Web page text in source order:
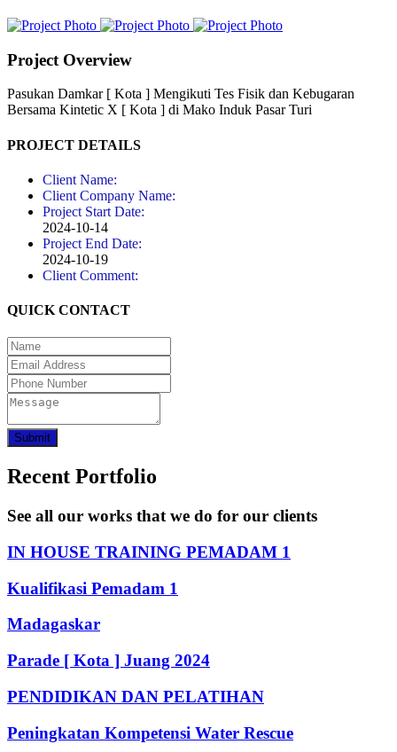
Project Overview
Pasukan Damkar [ Kota ] Mengikuti Tes Fisik dan Kebugaran
Bersama Kintetic X [ Kota ] di Mako Induk Pasar Turi
PROJECT DETAILS
Client Name:
Client Company Name:
Project Start Date:
2024-10-14
Project End Date:
2024-10-19
Client Comment:
QUICK CONTACT
Submit
Recent Portfolio
See all our works that we do for our clients
IN HOUSE TRAINING PEMADAM 1
Kualifikasi Pemadam 1
Madagaskar
Parade [ Kota ] Juang 2024
PENDIDIKAN DAN PELATIHAN
Peningkatan Kompetensi Water Rescue